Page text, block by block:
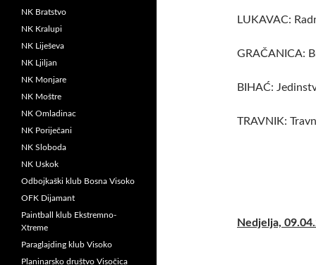
LUKAVAC:
GRAČANICA:
BIHAĆ:
TRAVNIK:
Nedjelja,
NK Bratstvo
NK Kralupi
NK Liješeva
NK Ljiljan
NK Monjare
NK Moštre
NK Omladinac
NK Poriječani
NK Sloboda
NK Uskok
Odbojkaški klub Bosna Visoko
OFK Dijamant
Paintball klub Ekstremno-
Xtreme
Paraglajding klub Visoko
Planinarsko društvo Visočica